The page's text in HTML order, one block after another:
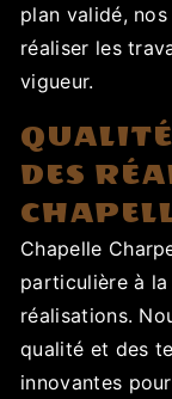
plan validé,
réaliser les
vigueur.
DES
Chapelle
particulière à
réalisations.
qualité et des
innovantes